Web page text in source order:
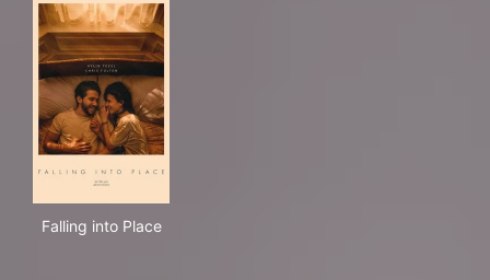
Falling into Place